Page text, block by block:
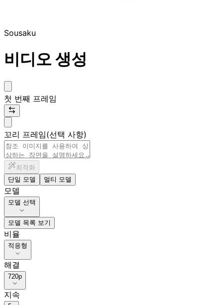
Sousaku
비디오 생성
첫 번째 프레임
꼬리 프레임(선택 사항)
최적화
단일 모델
멀티 모델
모델
모델 선택
모델 목록 보기
비율
적응형
해결
720p
지속